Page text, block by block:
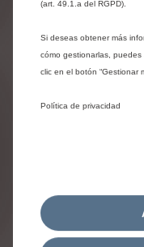
Elige cómo
ver los accesorios
Número de
Modelo
(art. 49.1.a del RGPD).
Si deseas obtener más
cómo gestionarlas, puedes
clic en el botón “Gestionar
Política de privacidad